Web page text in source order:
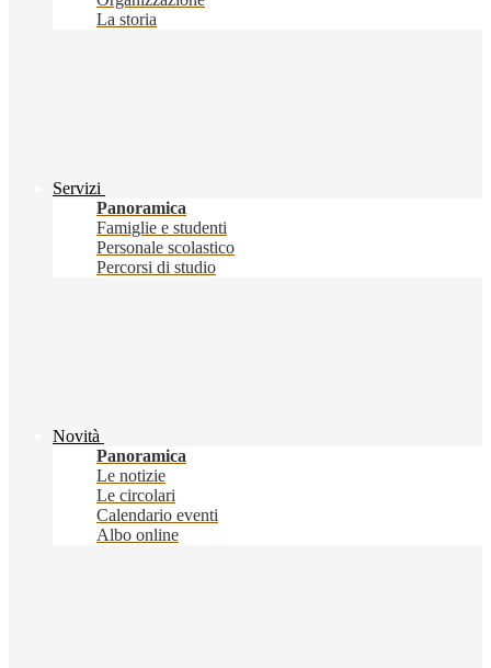
La storia
Servizi
Panoramica
Famiglie e studenti
Personale scolastico
Percorsi di studio
Novità
Panoramica
Le notizie
Le circolari
Calendario eventi
Albo online